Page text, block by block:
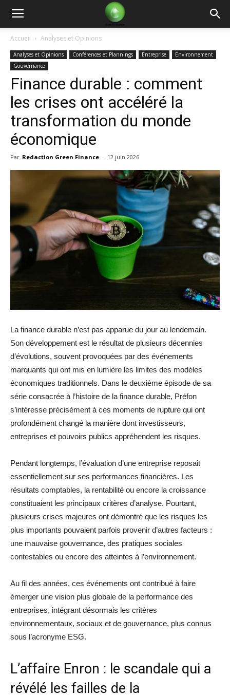
Green
Finance
Accueil Analyses et Opinions
Analyses et Opinions Conférences et Plannings Entreprise
Environnement
Gouvernance
Finance durable : comment
les crises ont accéléré la
transformation du monde
économique
Par Redaction Green Finance - 12 juin 2026
La finance durable n’est pas apparue du jour au lendemain.
Son développement est le résultat de plusieurs décennies
d’évolutions, souvent provoquées par des événements
marquants qui ont mis en lumière les limites des modèles
économiques traditionnels. Dans le deuxième épisode de sa
série consacrée à l’histoire de la finance durable, Préfon
s’intéresse précisément à ces moments de rupture qui ont
profondément changé la manière dont investisseurs,
entreprises et pouvoirs publics appréhendent les risques.
Pendant longtemps, l’évaluation d’une entreprise reposait
essentiellement sur ses performances financières. Les
résultats comptables, la rentabilité ou encore la croissance
constituaient les principaux critères d’analyse. Pourtant,
plusieurs crises majeures ont démontré que les risques les
plus importants pouvaient parfois provenir d’autres facteurs :
une mauvaise gouvernance, des pratiques sociales
contestables ou encore des atteintes à l’environnement.
Au fil des années, ces événements ont contribué à faire
émerger une vision plus globale de la performance des
entreprises, intégrant désormais les critères
environnementaux, sociaux et de gouvernance, plus connus
sous l’acronyme ESG.
L’affaire Enron : le scandale qui a
révélé les failles de la